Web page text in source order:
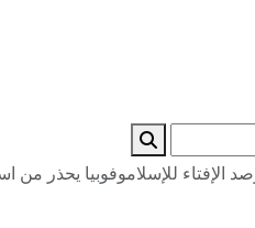
الإفتاء للإسلاموفوبيا يحذر